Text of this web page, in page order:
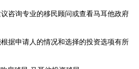
咨询专业的移民顾问或查看马耳他政府
据申请人的情况和选择的投资选项有所